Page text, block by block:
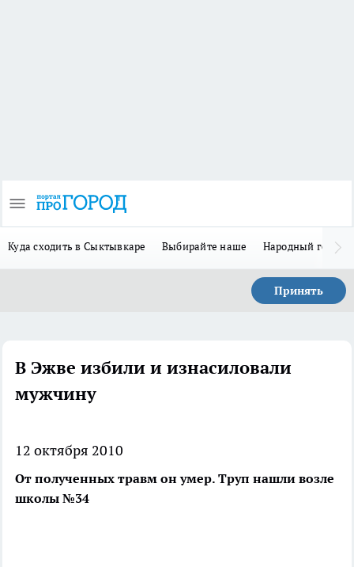
Куда сходить в Сыктывкаре Выбирайте наше Народный герой
Принять
В Эжве избили и изнасиловали
мужчину
12 октября 2010
От полученных травм он умер. Труп нашли возле
школы №34